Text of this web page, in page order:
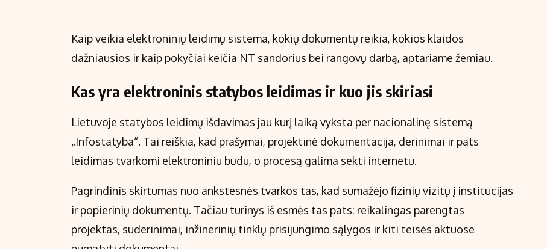
Kaip veikia elektroninių leidimų sistema, kokių dokumentų reikia, kokios klaidos
dažniausios ir kaip pokyčiai keičia NT sandorius bei rangovų darbą, aptariame žemiau.
Kas yra elektroninis statybos leidimas ir kuo jis skiriasi
Lietuvoje statybos leidimų išdavimas jau kurį laiką vyksta per nacionalinę sistemą
„Infostatyba“. Tai reiškia, kad prašymai, projektinė dokumentacija, derinimai ir pats
leidimas tvarkomi elektroniniu būdu, o procesą galima sekti internetu.
Pagrindinis skirtumas nuo ankstesnės tvarkos tas, kad sumažėjo fizinių vizitų į institucijas
ir popierinių dokumentų. Tačiau turinys iš esmės tas pats: reikalingas parengtas
projektas, suderinimai, inžinerinių tinklų prisijungimo sąlygos ir kiti teisės aktuose